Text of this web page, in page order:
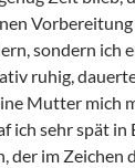
sondern
ruhig,
Mutter
ich sehr spät
im